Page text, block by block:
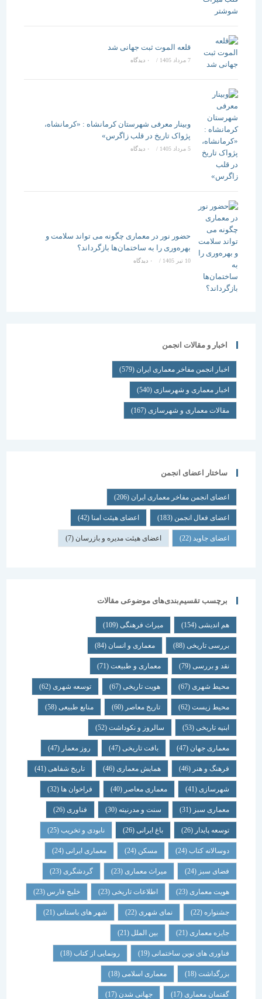
قلعه الموت ثبت جهانی شد
/ ۰ دیدگاه
وبینار معرفی شهرستان کرمانشاه : «کرمانشاه،
پژواک تاریخ در قلب زاگرس»
5 مرداد 1405 / ۰ دیدگاه
حضور نور در معماری چگونه می تواند سلامت و
بهره‌وری را به ساختمان‌ها بازگرداند؟
/ ۰ دیدگاه
اخبار و مقالات انجمن
اخبار انجمن مفاخر معماری ایران (579)
اخبار معماری و شهرسازی(540)
مقالات معماری و شهرسازی(167)
ساختار اعضای انجمن
اعضای انجمن مفاخر معماری ایران (206)
اعضای فعال انجمن(183) اعضای هیئت امنا(42)
اعضای جاوید(22) اعضای هیئت مدیره و بازرسان(7)
برچسب تقسیم‌بندی‌های موضوعی مقالات
هم اندیشی (154) میراث فرهنگی (109)
بررسی تاریخی (88) معماری و انسان (84)
نقد و بررسی (79) معماری و طبیعت (71)
محیط شهری(67) هویت تاریخی(67) توسعه شهری(62)
محیط زیست(62) تاریخ معاصر(60) منابع طبیعی(58)
ابنیه تاریخی(53) سالروز و نکوداشت(52)
معماری جهان (47) بافت تاریخی(47) روز معمار(47)
فرهنگ و هنر(46) همایش معماری (46) تاریخ شفاهی (41)
شهرسازی(41) معماری معاصر(40) فراخوان ها (32)
معماری سبز(31) سنت و مدرنیته(30) فناوری (26)
توسعه پایدار(26) باغ ایرانی(26) نابودی و تخریب(25)
دوسالانه کتاب(24) مسکن (24) معماری ایرانی(24)
فضای سبز(24) میراث معماری (23) گردشگری (23)
هویت معماری (23) اطلاعات تاریخی(23) خلیج فارس(23)
جشنواره(22) نمای شهری(22) شهر های باستانی (21)
جایزه معماری (21) بین الملل(21)
فناوری های نوین ساختمانی(19) رونمایی از کتاب (18)
بزرگداشت (18) معماری اسلامی(18)
گفتمان معماری (17) جهانی شدن(17)